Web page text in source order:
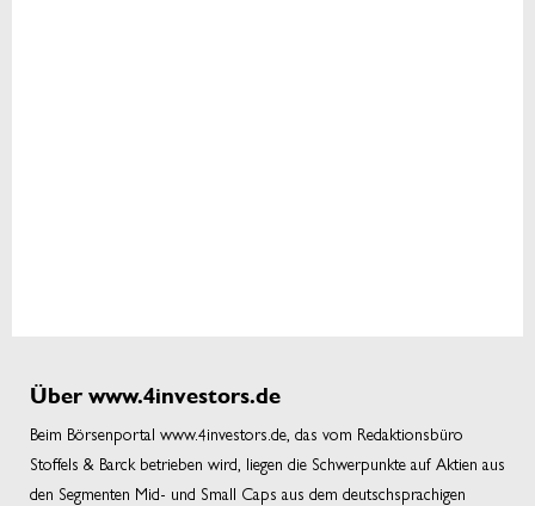
Über www.4investors.de
Beim Börsenportal www.4investors.de, das vom Redaktionsbüro
Stoffels & Barck betrieben wird, liegen die Schwerpunkte auf Aktien aus
den Segmenten Mid- und Small Caps aus dem deutschsprachigen